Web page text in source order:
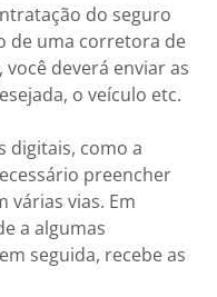
do seguro
de uma corretora de
deverá enviar as
o veículo etc.
digitais, como a
preencher
várias vias. Em
a algumas
seguida, recebe as